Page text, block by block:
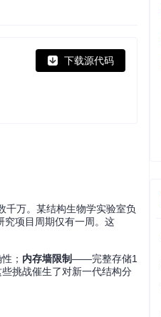
下载源代码
千万。某结构生物学实验室负
究项目周期仅有一周。这
； 内存墙限制——完整存储1
挑战催生了对新一代结构分